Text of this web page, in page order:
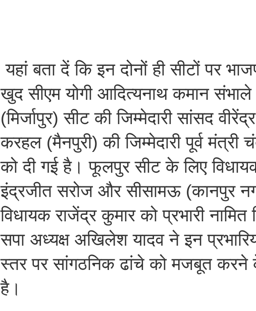
यहां बता दें कि इन दोनों ही सीटों पर
खुद सीएम योगी आदित्यनाथ कमान
(मिर्जापुर) सीट की जिम्मेदारी सांसद
करहल (मैनपुरी) की जिम्मेदारी पूर्व मंत्री
को दी गई है। फूलपुर सीट के लिए
इंद्रजीत सरोज और सीसामऊ (कानपुर
विधायक राजेंद्र कुमार को प्रभारी नामित
सपा अध्यक्ष अखिलेश यादव ने इन
स्तर पर सांगठनिक ढांचे को मजबूत करने
है।